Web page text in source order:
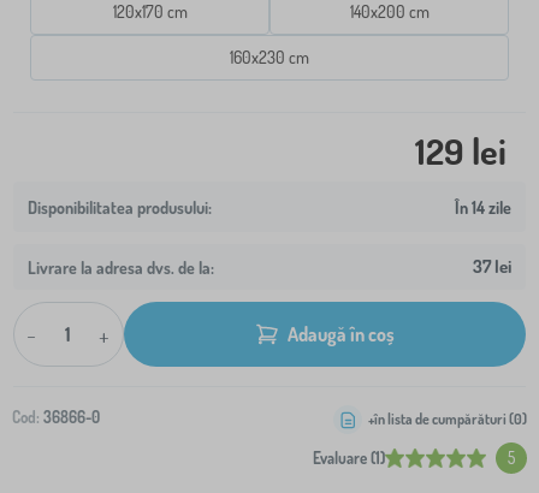
120x170 cm 140x200 cm
160x230 cm
129 lei
În 14 zile
Livrare la adresa dvs. de la: 37 lei
- + Adaugă în coș
Cod: 36866-0
Evaluare (1) 5
+în lista de cumpărături (0)